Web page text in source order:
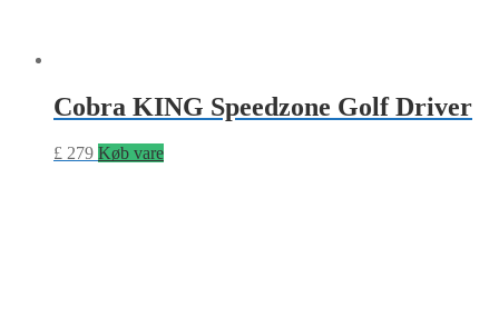
Cobra KING Speedzone Golf Driver
£ 279 Køb vare